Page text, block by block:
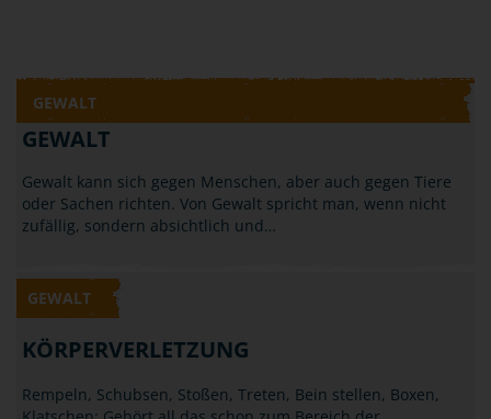
GEWALT
GEWALT
Gewalt kann sich gegen Menschen, aber auch gegen Tiere
oder Sachen richten. Von Gewalt spricht man, wenn nicht
zufällig, sondern absichtlich und…
GEWALT